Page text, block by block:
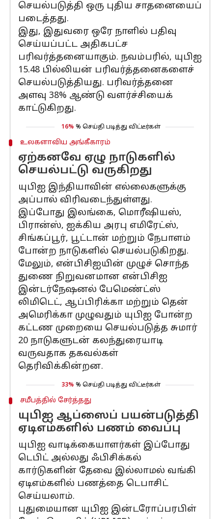
செயல்படுத்தி ஒரு புதிய சாதனையைப்
படைத்தது.
இது, இதுவரை ஒரே நாளில் பதிவு
செய்யப்பட்ட அதிகபட்ச
பரிவர்த்தனையாகும். நவம்பரில், யுபிஐ
15.48 பில்லியன் பரிவர்த்தனைகளைச்
செயல்படுத்தியது. பரிவர்த்தனை
அளவு 38% ஆண்டு வளர்ச்சியைக்
காட்டுகிறது.
16% % செய்தி படித்து விட்டீர்கள்
உலகளாவிய அங்கீகாரம்
ஏற்கனவே ஏழு நாடுகளில்
செயல்பட்டு வருகிறது
யுபிஐ இந்தியாவின் எல்லைகளுக்கு
அப்பால் விரிவடைந்துள்ளது.
இப்போது இலங்கை, மொரீஷியஸ்,
பிரான்ஸ், ஐக்கிய அரபு எமிரேட்ஸ்,
சிங்கப்பூர், பூட்டான் மற்றும் நேபாளம்
போன்ற நாடுகளில் செயல்படுகிறது.
மேலும், என்பிசிஐயின் முழுச் சொந்த
துணை நிறுவனமான என்பிசிஐ
இன்டர்நேஷனல் பேமெண்ட்ஸ்
லிமிடெட், ஆப்பிரிக்கா மற்றும் தென்
அமெரிக்கா முழுவதும் யுபிஐ போன்ற
கட்டண முறையை செயல்படுத்த சுமார்
20 நாடுகளுடன் கலந்துரையாடி
வருவதாக தகவல்கள்
தெரிவிக்கின்றன.
33% % செய்தி படித்து விட்டீர்கள்
சமீபத்தில் சேர்த்தது
யுபிஐ ஆப்ஸைப் பயன்படுத்தி
ஏடிஎம்களில் பணம் வைப்பு
யுபிஐ வாடிக்கையாளர்கள் இப்போது
டெபிட் அல்லது ஃபிசிக்கல்
கார்டுகளின் தேவை இல்லாமல் வங்கி
ஏடிஎம்களில் பணத்தை டெபாசிட்
செய்யலாம்.
புதுமையான யுபிஐ இன்டரோப்பரபிள்